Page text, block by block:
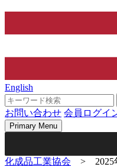
English
お問い合わせ 会員ログイ
Primary Menu
化成品工業協会 >